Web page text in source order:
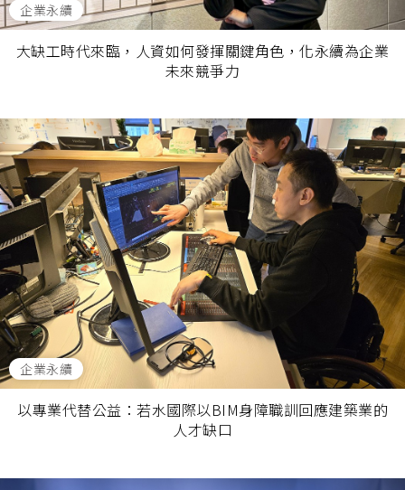
企業永續
大缺工時代來臨，人資如何發揮關鍵角色，化永續為企業
未來競爭力
企業永續
以專業代替公益：若水國際以BIM身障職訓回應建築業的
人才缺口